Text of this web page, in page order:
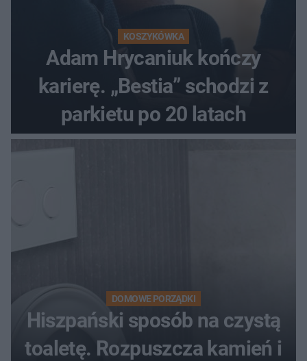
KOSZYKÓWKA
Adam Hrycaniuk kończy
karierę. „Bestia” schodzi z
parkietu po 20 latach
DOMOWE PORZĄDKI
Hiszpański sposób na czystą
toaletę. Rozpuszcza kamień i